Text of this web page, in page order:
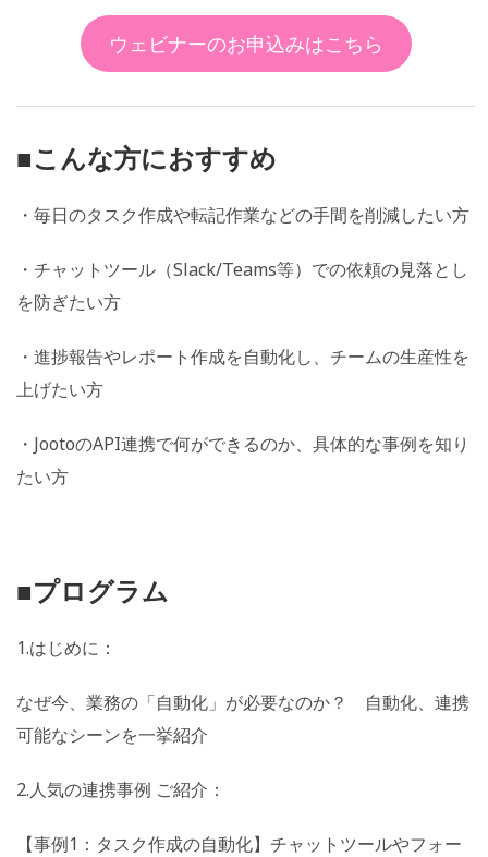
ウェビナーのお申込みはこちら
■こんな方におすすめ
・毎日のタスク作成や転記作業などの手間を削減したい方
・チャットツール（Slack/Teams等）での依頼の見落とし
を防ぎたい方
・進捗報告やレポート作成を自動化し、チームの生産性を
上げたい方
・JootoのAPI連携で何ができるのか、具体的な事例を知り
たい方
■プログラム
1.はじめに：
なぜ今、業務の「自動化」が必要なのか？ 自動化、連携
可能なシーンを一挙紹介
2.人気の連携事例 ご紹介：
【事例1：タスク作成の自動化】チャットツールやフォー